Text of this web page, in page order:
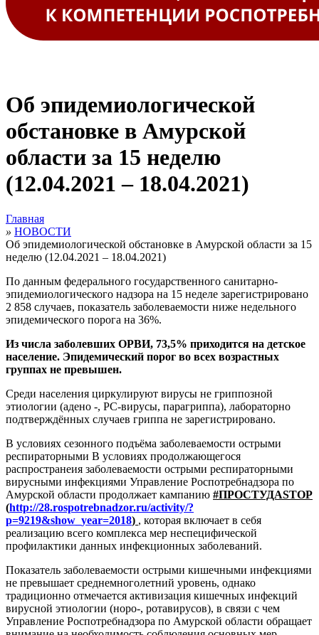
Об эпидемиологической
обстановке в Амурской
области за 15 неделю
(12.04.2021 – 18.04.2021)
Главная
» НОВОСТИ
Об эпидемиологической обстановке в Амурской области за 15
неделю (12.04.2021 – 18.04.2021)
По данным федерального государственного санитарно-
эпидемиологического надзора на 15 неделе зарегистрировано
2 858 случаев, показатель заболеваемости ниже недельного
эпидемического порога на 36%.
Из числа заболевших ОРВИ, 73,5% приходится на детское
население. Эпидемический порог во всех возрастных
группах не превышен.
Среди населения циркулируют вирусы не гриппозной
этиологии (адено -, РС-вирусы, парагриппа), лабораторно
подтверждённых случаев гриппа не зарегистрировано.
В условиях сезонного подъёма заболеваемости острыми
респираторными В условиях продолжающегося
распространеия заболеваемости острыми респираторными
вирусными инфекциями Управление Роспотребнадзора по
Амурской области продолжает кампанию #ПРОСТУДАSTOP
(http://28.rospotrebnadzor.ru/activity/?
p=9219&show_year=2018) , которая включает в себя
реализацию всего комплекса мер неспецифической
профилактики данных инфекционных заболеваний.
Показатель заболеваемости острыми кишечными инфекциями
не превышает среднемноголетний уровень, однако
традиционно отмечается активизация кишечных инфекций
вирусной этиологии (норо-, ротавирусов), в связи с чем
Управление Роспотребнадзора по Амурской области обращает